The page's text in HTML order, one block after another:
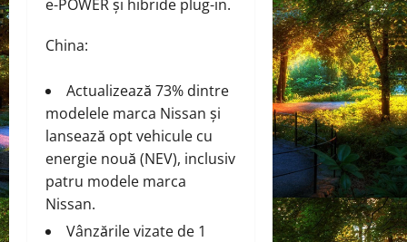
e-POWER și hibride plug-in.
China:
Actualizează 73% dintre
modelele marca Nissan și
lansează opt vehicule cu
energie nouă (NEV), inclusiv
patru modele marca
Nissan.
Vânzările vizate de 1